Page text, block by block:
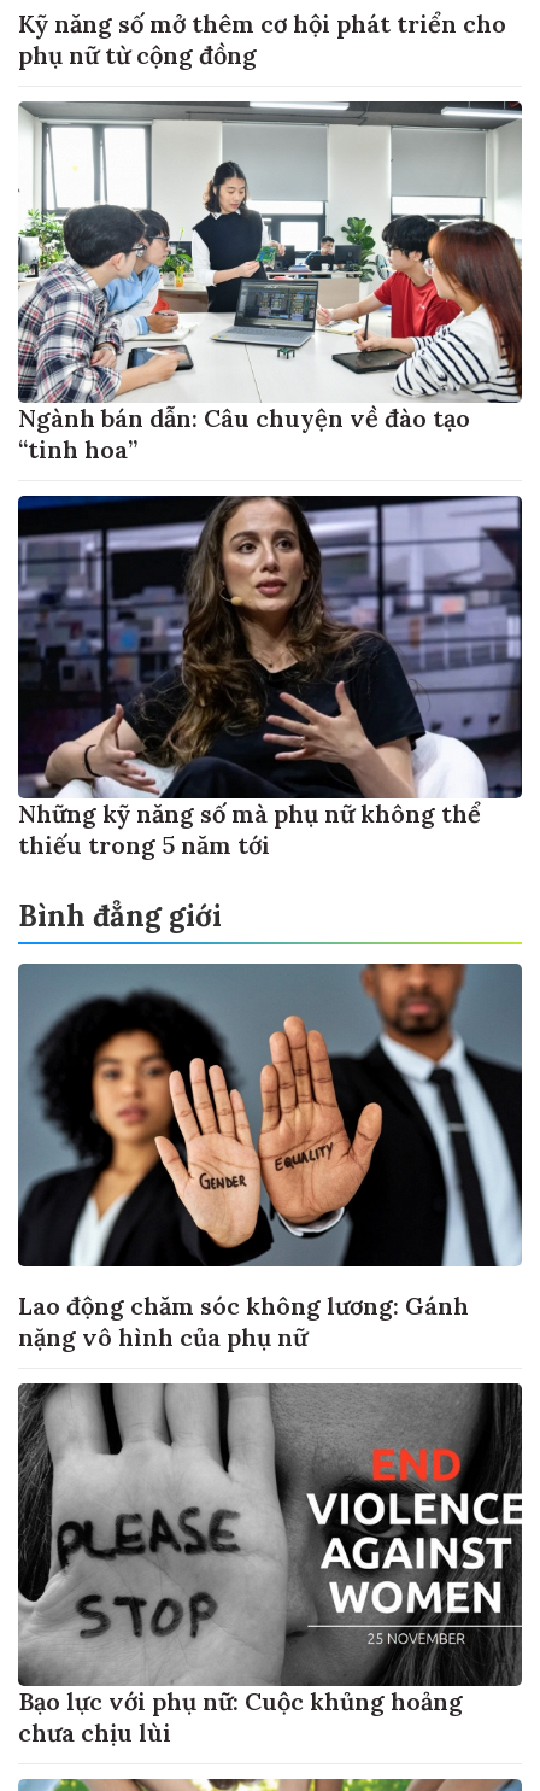
Kỹ năng số mở thêm cơ hội phát triển cho
phụ nữ từ cộng đồng
Ngành bán dẫn: Câu chuyện về đào tạo
“tinh hoa”
Những kỹ năng số mà phụ nữ không thể
thiếu trong 5 năm tới
Bình đẳng giới
Lao động chăm sóc không lương: Gánh
nặng vô hình của phụ nữ
Bạo lực với phụ nữ: Cuộc khủng hoảng
chưa chịu lùi